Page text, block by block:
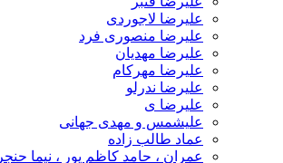
علیرضا لاجوردی
علیرضا منصوری فرد
علیرضا مهدیان
علیرضا مهرکام
علیرضا ندرلو
علیرضا ی
علیشمس و مهدی جهانی
عماد طالب زاده
عمران ، حامد کاظم پور ، نیما حنجر